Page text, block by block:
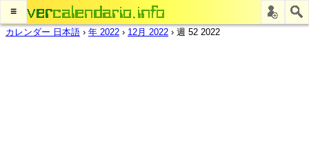
≡
カレンダー 日本語 › 年 2022 › 12月 2022 › 週 52 2022